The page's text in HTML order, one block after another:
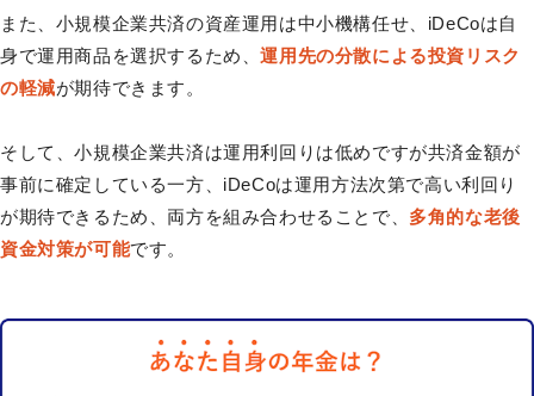
また、小規模企業共済の資産運用は中小機構任せ、iDeCoは自
身で運用商品を選択するため、運用先の分散による投資リスク
の軽減が期待できます。
そして、小規模企業共済は運用利回りは低めですが共済金額が
事前に確定している一方、iDeCoは運用方法次第で高い利回り
が期待できるため、両方を組み合わせることで、 多角的な老後
資金対策が可能です。